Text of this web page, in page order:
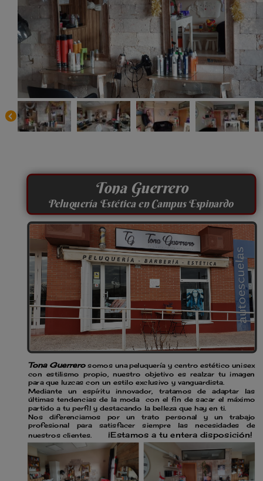
Tona Guerrero
Peluquería Estética en Campus Espinardo
Tona Guerrero somos unapeluquería y centro estético unisex
con estilismo propio, nuestro objetivo es realzar tu imagen
para que luzcas con un estilo exclusivo y vanguardista.
Mediante un espíritu innovador, tratamos de adaptar las
últimas tendencias de la moda con el fin de sacar el máximo
partido a tu perfil y destacando la belleza que hay en ti.
Nos diferenciamos por un trato personal y un trabajo
profesional para satisfacer siempre las necesidades de
nuestros clientes. ¡Estamos a tu entera disposición!